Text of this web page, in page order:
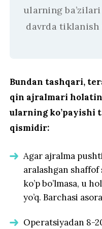
ularning
davrda tiklanish
Bundan tashqari,
qin ajralmari
ularning ko’payishi
qismidir:
Agar ajralma
aralashgan shaffof
ko’p bo’lmasa, u
yo’q. Barchasi
Operatsiyadan 8-